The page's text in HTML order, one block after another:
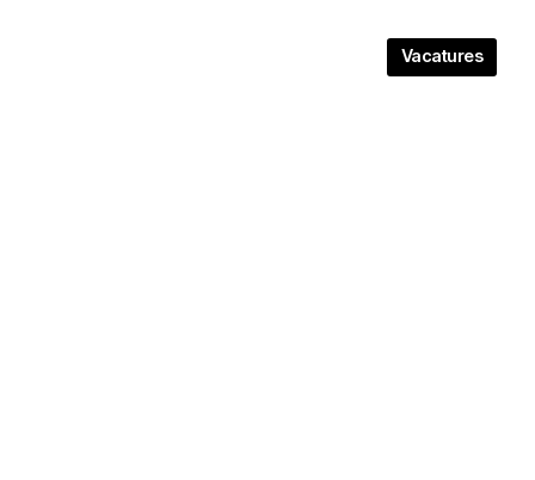
Vacatures